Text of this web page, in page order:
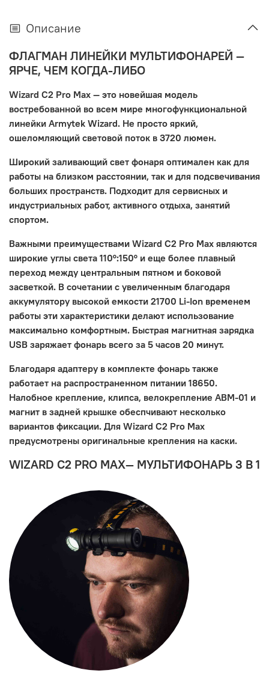
Описание
ФЛАГМАН ЛИНЕЙКИ МУЛЬТИФОНАРЕЙ —
ЯРЧЕ, ЧЕМ КОГДА-ЛИБО
Wizard C2 Pro Max — это новейшая модель
востребованной во всем мире многофункциональной
линейки Armytek Wizard. Не просто яркий,
ошеломляющий световой поток в 3720 люмен.
Широкий заливающий свет фонаря оптимален как для
работы на близком расстоянии, так и для подсвечивания
больших пространств. Подходит для сервисных и
индустриальных работ, активного отдыха, занятий
спортом.
Важными преимуществами Wizard C2 Pro Max являются
широкие углы света 110°:150° и еще более плавный
переход между центральным пятном и боковой
засветкой. В сочетании с увеличенным благодаря
аккумулятору высокой емкости 21700 Li-Ion временем
работы эти характеристики делают использование
максимально комфортным. Быстрая магнитная зарядка
USB заряжает фонарь всего за 5 часов 20 минут.
Благодаря адаптеру в комплекте фонарь также
работает на распространенном питании 18650.
Налобное крепление, клипса, велокрепление ABM-01 и
магнит в задней крышке обеспчивают несколько
вариантов фиксации. Для Wizard C2 Pro Max
предусмотрены оригинальные крепления на каски.
WIZARD C2 PRO MAX— МУЛЬТИФОНАРЬ 3 В 1